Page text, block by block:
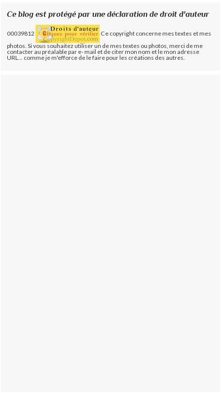
Ce blog est protégé par une déclaration de droit d'auteur
00039812
Ce copyright concerne mes textes et mes
photos. Si vous souhaitez utiliser un de mes textes ou photos, merci de me
contacter au préalable par e- mail et de citer mon nom et le mon adresse
URL... comme je m'efforce de le faire pour les créations des autres.